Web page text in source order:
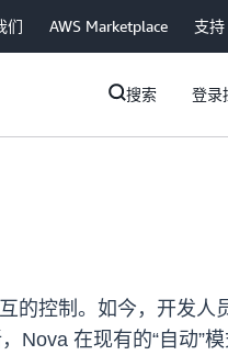
们 AWS Marketplace 支持
搜索 登录
的控制。如今，开发人
Nova 在现有的“自动”